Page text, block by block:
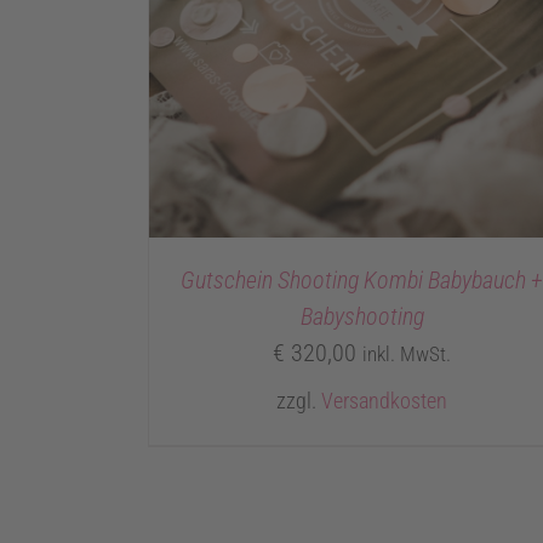
Gutschein Shooting Kombi Babybauch +
Babyshooting
€ 320,00 inkl. MwSt.
zzgl. Versandkosten